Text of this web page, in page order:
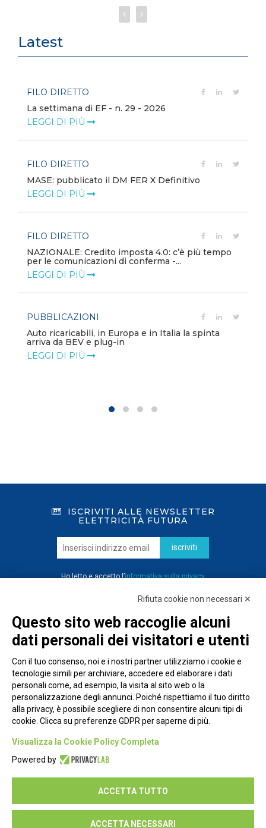
Latest
FILO DIRETTO
La settimana di EF - n. 29 - 2026
LEGGI DI PIÙ
FILO DIRETTO
MASE: pubblicato il DM FER X Definitivo
LEGGI DI PIÙ
FILO DIRETTO
NAZIONALE: Credito imposta 4.0: c’è più tempo
per le comunicazioni di conferma -...
LEGGI DI PIÙ
PUBBLICAZIONI
Auto ricaricabili, in Europa e in Italia la spinta
arriva da BEV e plug-in
LEGGI DI PIÙ
ISCRIVITI ALLE NEWSLETTER
ELETTRICITÀ FUTURA
iscriviti
Ho letto e accetto l’informativa sulla privacy
Piazza Alessandria, 24 - 00198 Roma
Privacy Policy
Seguici su:
Rifiuta cookie non necessari ✕
Questo sito web raccoglie alcuni
dati personali dei visitatori e utenti
Con il tuo consenso, noi e i nostri partner utilizziamo i cookie e
tecnologie simili per archiviare, accedere ed elaborare i dati
personali come, ad esempio, la visita al sito web o la
personalizzazione degli annunci. Poiché rispettiamo il tuo diritto
alla privacy, è possibile scegliere di non consentire alcuni tipi di
cookie. Clicca su preferenze GDPR per saperne di più.
Visualizza la Cookie Policy Completa
Powered by
ACCETTA TUTTO
ACCETTA NECESSARI